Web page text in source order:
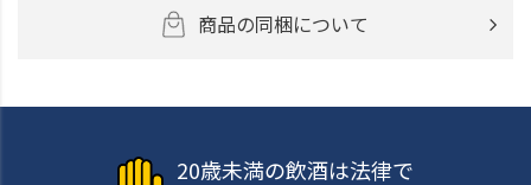
商品の同梱について
20歳未満の飲酒は法律で